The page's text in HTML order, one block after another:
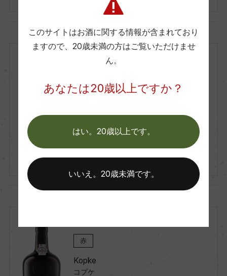
ポルトガル
Kopke Colheita Porto
750ml, 5,650 yen
赤
Kopke
コプケ
このサイトはお酒に関する情報が含まれており
ますので、 20歳未満の方はご覧いただけませ
ん。
あなたは20歳以上ですか？
はい。20歳以上です。
いいえ。20歳未満です。